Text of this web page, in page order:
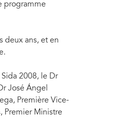
programme
deux ans, et en
2008, le Dr
José Ángel
Première Vice-
Premier Ministre